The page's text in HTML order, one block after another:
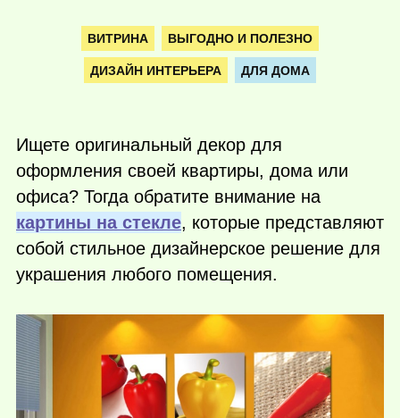
ВИТРИНА ВЫГОДНО И ПОЛЕЗНО
ДИЗАЙН ИНТЕРЬЕРА ДЛЯ ДОМА
Ищете оригинальный декор для
оформления своей квартиры, дома или
офиса? Тогда обратите внимание на
картины на стекле, которые представляют
собой стильное дизайнерское решение для
украшения любого помещения.